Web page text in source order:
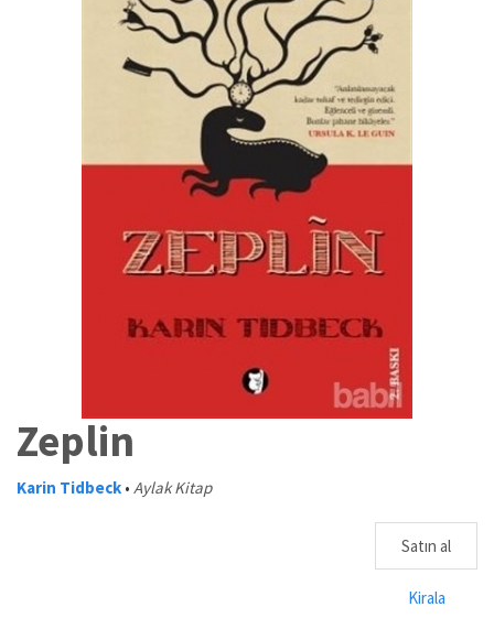
Zeplin
Karin Tidbeck • Aylak Kitap
Satın al
Kirala